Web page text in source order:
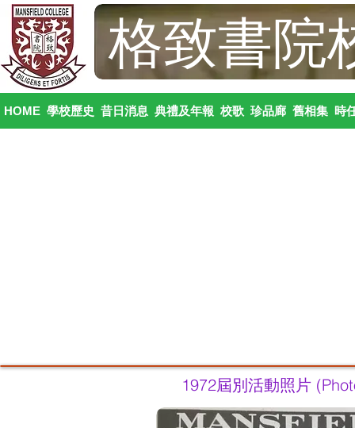
格致書院
HOME 學校歷史 昔日消息 典禮及年報 校歌 珍品廊 舊相集 時
1972屆別活動照片